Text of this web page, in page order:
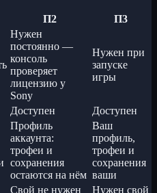
П2 П3
Нужен
постоянно —
консоль
проверяет
лицензию у
Sony
Нужен при
запуске
игры
Доступен Доступен
Профиль
аккаунта:
трофеи и
сохранения
остаются на нём
Ваш
профиль,
трофеи и
сохранения
ваши
Свой не нужен
Нужен свой